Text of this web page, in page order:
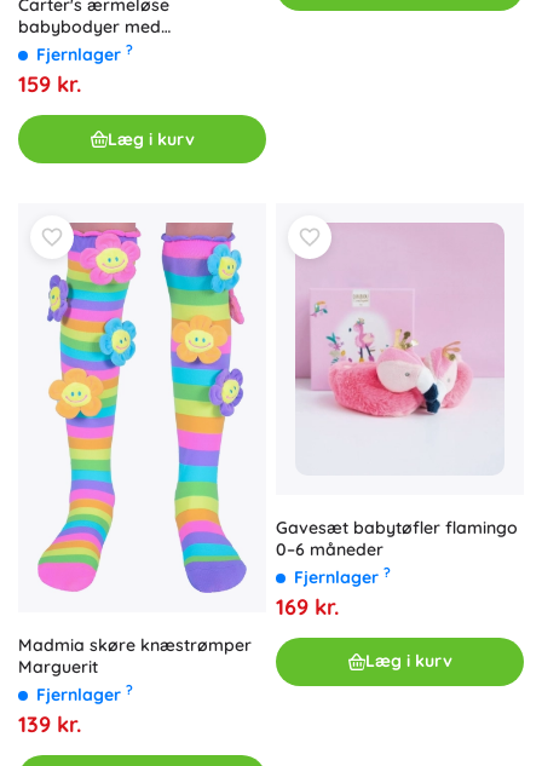
Carter's ærmeløse
babybodyer med
bådudskæring Stripes Animals
– sæt med 5 stk. til drenge
Fjernlager ?
159 kr.
Læg i kurv
Madmia skøre knæstrømper
Marguerit
Fjernlager ?
139 kr.
Gavesæt babytøfler flamingo
0–6 måneder
Fjernlager ?
169 kr.
Læg i kurv